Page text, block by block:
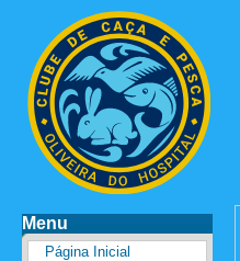
Menu
Página Inicial